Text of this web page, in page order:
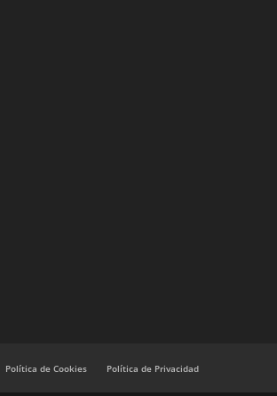
Política de Cookies Política de Privacidad